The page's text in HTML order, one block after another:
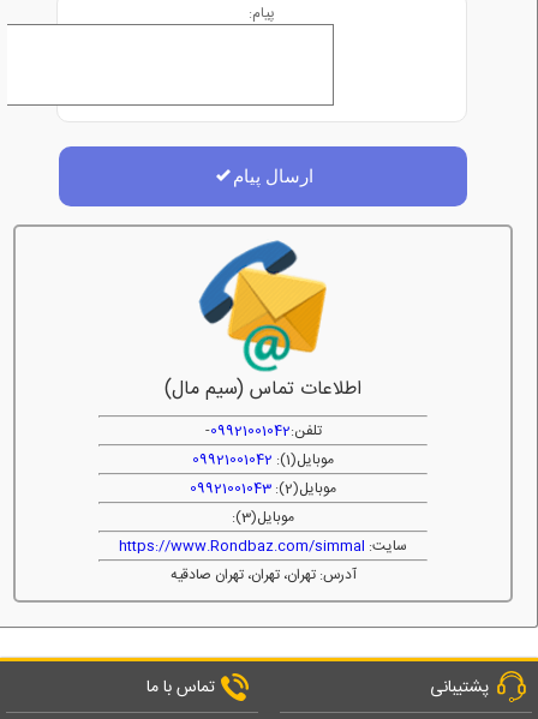
پیام:
ارسال پیام
اطلاعات تماس (سیم مال)
تلفن:09921001042
-
موبایل(1):
09921001042
موبایل(2):
09921001043
موبایل(3):
سایت: https://www.Rondbaz.com/simmal
آدرس: تهران، تهران، تهران صادقیه
پشتیبانی تماس با ما